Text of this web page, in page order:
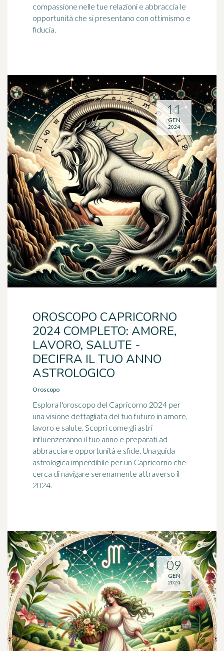
compassione nelle tue relazioni e abbraccia le
opportunità che si presentano con ottimismo e
fiducia.
OROSCOPO CAPRICORNO
2024 COMPLETO: AMORE,
LAVORO, SALUTE -
DECIFRA IL TUO ANNO
ASTROLOGICO
Oroscopo
Esplora l'oroscopo del Capricorno 2024 per
una visione dettagliata del tuo futuro in amore,
lavoro e salute. Scopri come gli astri
influenzeranno il tuo anno e preparati ad
abbracciare opportunità e sfide. Una guida
astrologica imperdibile per un Capricorno che
cerca di navigare serenamente attraverso il
2024.
11
GEN
2024
09
GEN
2024